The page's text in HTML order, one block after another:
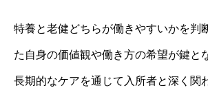
特養と老健どちらが働きやすいかを判
た自身の価値観や働き方の希望が鍵と
長期的なケアを通じて入所者と深く関